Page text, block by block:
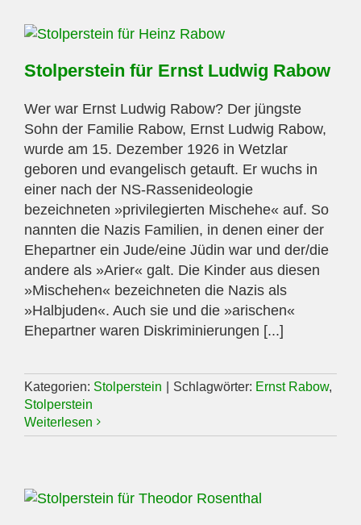
Stolperstein für Ernst Ludwig Rabow
Wer war Ernst Ludwig Rabow? Der jüngste
Sohn der Familie Rabow, Ernst Ludwig Rabow,
wurde am 15. Dezember 1926 in Wetzlar
geboren und evangelisch getauft. Er wuchs in
einer nach der NS-Rassenideologie
bezeichneten »privilegierten Mischehe« auf. So
nannten die Nazis Familien, in denen einer der
Ehepartner ein Jude/eine Jüdin war und der/die
andere als »Arier« galt. Die Kinder aus diesen
»Mischehen« bezeichneten die Nazis als
»Halbjuden«. Auch sie und die »arischen«
Ehepartner waren Diskriminierungen [...]
Kategorien: Stolperstein Schlagwörter: Ernst Rabow,
Stolperstein
Weiterlesen